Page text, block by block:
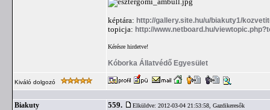
képtára: http://gallery.site.hu/u/biakuty1/
topicja: http://www.netboard.hu/
Kérésre hirdetve!
Kóborka Állatvédő Egyesület
Kiváló dolgozó
Biakuty 559. Elküldve: 2012-03-04 21:53:58, Gazdikeresők